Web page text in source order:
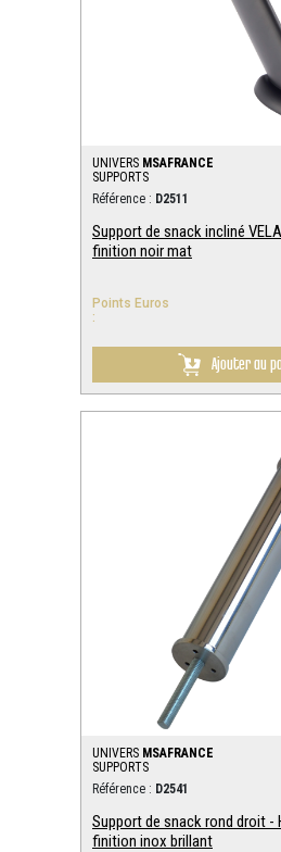
UNIVERS MSAFRANCE
SUPPORTS
Référence : D2511
Support de snack incliné
finition noir mat
Points Euros
:
Ajouter au
UNIVERS MSAFRANCE
SUPPORTS
Référence : D2541
Support de snack rond droit -
finition inox brillant